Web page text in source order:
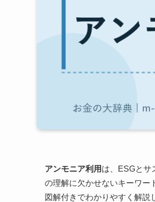
アンモニア利用 は、ESGとサ
の理解に欠かせないキーワー
図解付きでわかりやすく解説